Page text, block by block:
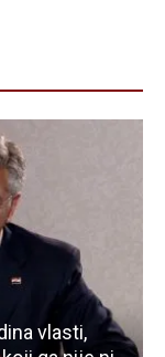
vlasti,